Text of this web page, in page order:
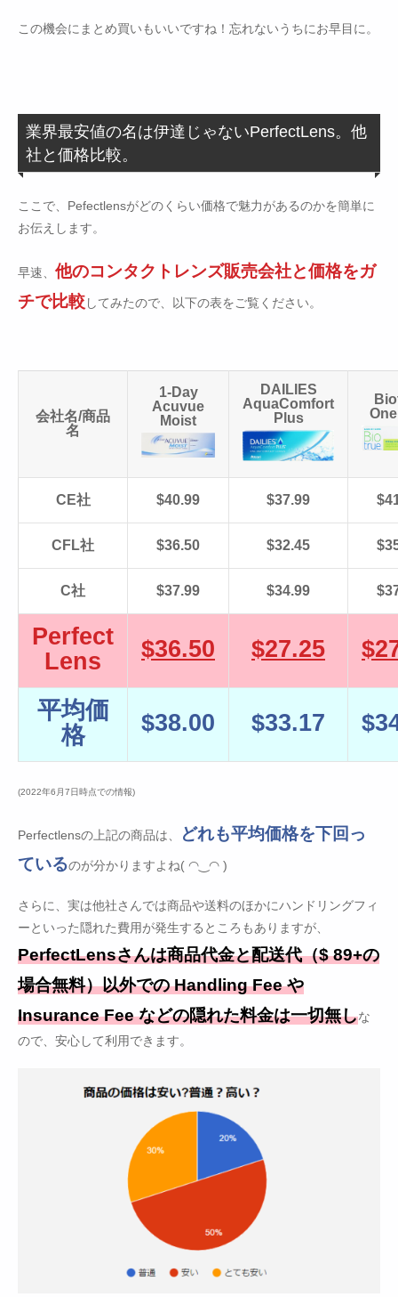
この機会にまとめ買いもいいですね！忘れないうちにお早目に。
業界最安値の名は伊達じゃないPerfectLens。他
社と価格比較。
ここで、Pefectlensがどのくらい価格で魅力があるのかを簡単に
お伝えします。
早速、 他のコンタクトレンズ販売会社と価格をガ
チで比較してみたので、以下の表をご覧ください。
会社名/商品
名
1-Day
Acuvue
Moist
DAILIES
AquaComfort
Plus
CE社 $40.99 $37.99
CFL社 $36.50 $32.45
C社 $37.99 $34.99
Perfect
Lens
$36.50 $27.25
平均価
格
$38.00 $33.17
(2022年6月7日時点での情報)
Perfectlensの上記の商品は、
どれも平均価格を下回っ
ているのが分かりますよね( ◠‿◠ )
さらに、実は他社さんでは商品や送料のほかにハンドリングフィ
ーといった隠れた費用が発生するところもありますが、
PerfectLensさんは商品代金と配送代（$ 89+の
場合無料）以外での Handling Fee や
Insurance Fee などの隠れた料金は一切無しな
ので、安心して利用できます。